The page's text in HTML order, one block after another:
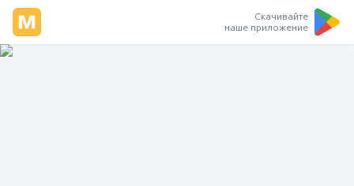
Скачивайте
наше приложение